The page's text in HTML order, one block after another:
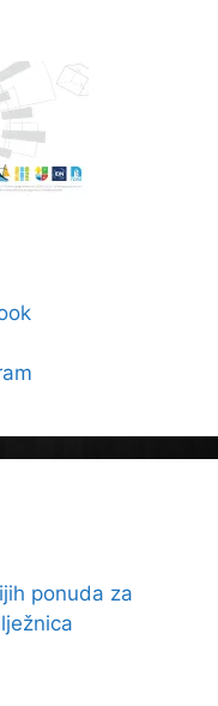
ponuda za